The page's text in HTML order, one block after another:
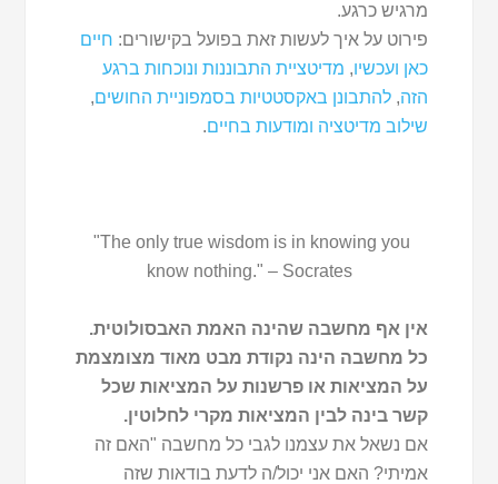
מרגיש כרגע.
פירוט על איך לעשות זאת בפועל בקישורים: חיים
כאן ועכשיו, מדיטציית התבוננות ונוכחות ברגע
הזה,להתבונן באקסטטיות בסמפוניית החושים,
שילוב מדיטציה ומודעות בחיים.
"The only true wisdom is in knowing you
know nothing." – Socrates
אין אף מחשבה שהינה האמת האבסולוטית.
כל מחשבה הינה נקודת מבט מאוד מצומצמת
על המציאות או פרשנות על המציאות שכל
קשר בינה לבין המציאות מקרי לחלוטין.
אם נשאל את עצמנו לגבי כל מחשבה "האם זה
אמיתי? האם אני יכול/ה לדעת בודאות שזה